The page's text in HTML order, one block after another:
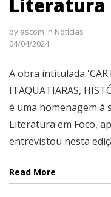
by ascom in Notícias
04/04/2024
A obra intitulada
ITAQUATIARAS,
é uma homenagem à
Literatura em Foco,
entrevistou nesta
Read More